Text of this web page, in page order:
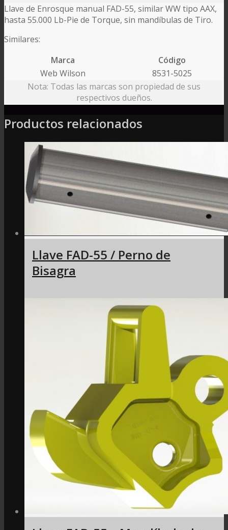
Llave de Enrosque manual FAD-55, similar WW tipo AAX,
hasta 55.000 Lb-Pie de Torque, sin mandíbulas de Tiro.
Similares:
Marca
Código
Web Wilson
8531-5025
Nota: Todas las marcas son propiedad de sus
respectivos dueños.
Productos relacionados
Llave FAD-55 / Perno de
Bisagra